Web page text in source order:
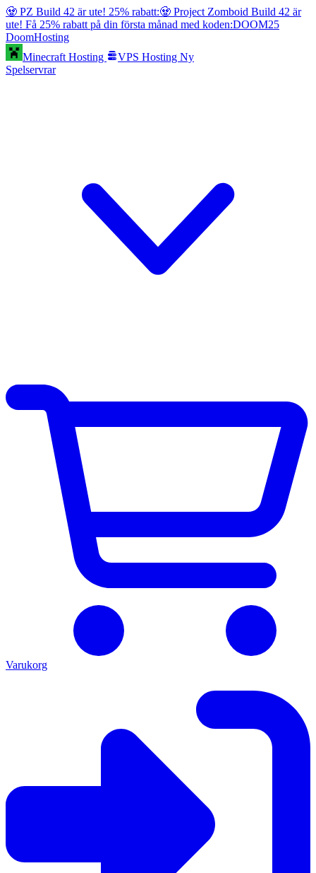
🧟 PZ Build 42 är ute! 25% rabatt:🧟 Project Zomboid Build 42 är
ute! Få 25% rabatt på din första månad med koden:DOOM25
DoomHosting
Minecraft Hosting
VPS Hosting Ny
Spelservrar
Varukorg